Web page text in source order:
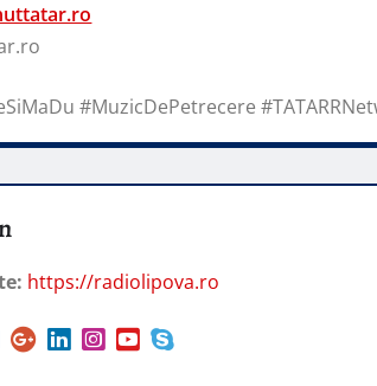
#MuzicDePetrecere
https://radiolipova.ro